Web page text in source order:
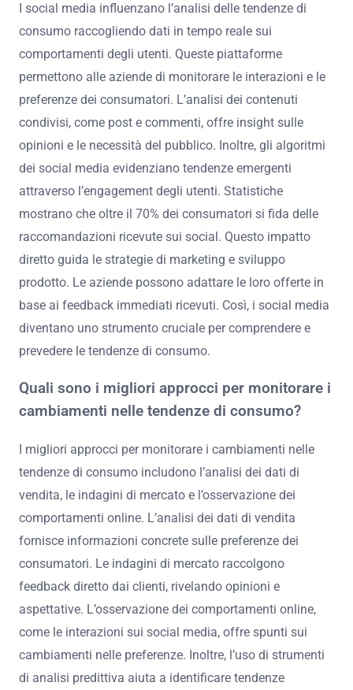
I social media influenzano l’analisi delle tendenze di
consumo raccogliendo dati in tempo reale sui
comportamenti degli utenti. Queste piattaforme
permettono alle aziende di monitorare le interazioni e le
preferenze dei consumatori. L’analisi dei contenuti
condivisi, come post e commenti, offre insight sulle
opinioni e le necessità del pubblico. Inoltre, gli algoritmi
dei social media evidenziano tendenze emergenti
attraverso l’engagement degli utenti. Statistiche
mostrano che oltre il 70% dei consumatori si fida delle
raccomandazioni ricevute sui social. Questo impatto
diretto guida le strategie di marketing e sviluppo
prodotto. Le aziende possono adattare le loro offerte in
base ai feedback immediati ricevuti. Così, i social media
diventano uno strumento cruciale per comprendere e
prevedere le tendenze di consumo.
Quali sono i migliori approcci per monitorare i
cambiamenti nelle tendenze di consumo?
I migliori approcci per monitorare i cambiamenti nelle
tendenze di consumo includono l’analisi dei dati di
vendita, le indagini di mercato e l’osservazione dei
comportamenti online. L’analisi dei dati di vendita
fornisce informazioni concrete sulle preferenze dei
consumatori. Le indagini di mercato raccolgono
feedback diretto dai clienti, rivelando opinioni e
aspettative. L’osservazione dei comportamenti online,
come le interazioni sui social media, offre spunti sui
cambiamenti nelle preferenze. Inoltre, l’uso di strumenti
di analisi predittiva aiuta a identificare tendenze